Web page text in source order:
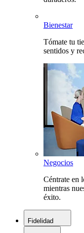
Bienestar
Tómate tu
sentidos y
Negocios
Céntrate en
mientras
éxito.
Fidelidad